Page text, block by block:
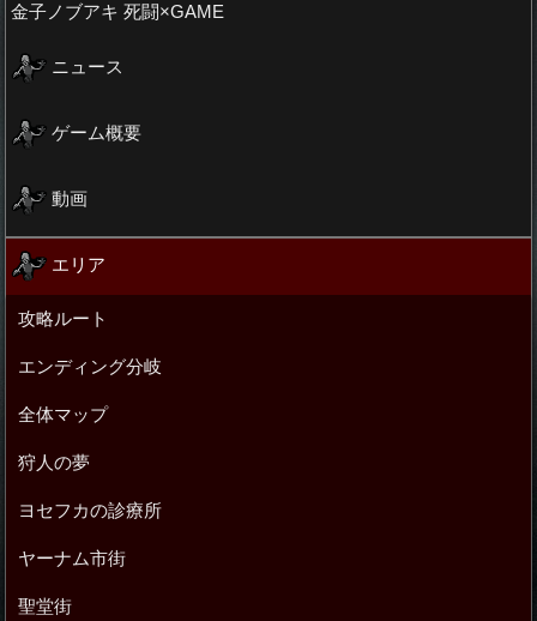
金子ノブアキ 死闘×GAME
ニュース
ゲーム概要
動画
エリア
攻略ルート
エンディング分岐
全体マップ
狩人の夢
ヨセフカの診療所
ヤーナム市街
聖堂街